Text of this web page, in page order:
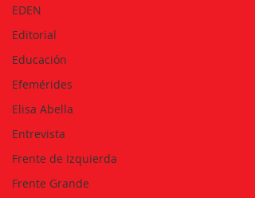
EDEN
Editorial
Educación
Efemérides
Elisa Abella
Entrevista
Frente de Izquierda
Frente Grande